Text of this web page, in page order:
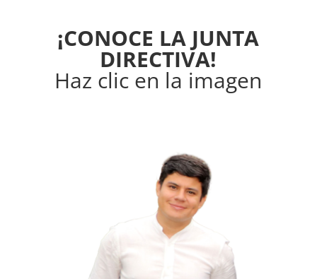
¡CONOCE LA JUNTA
DIRECTIVA!
Haz clic en la imagen